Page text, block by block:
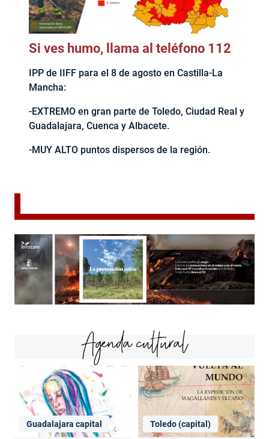
Si ves humo, llama al teléfono 112
IPP de IIFF para el 8 de agosto en Castilla-La
Mancha:
-EXTREMO en gran parte de Toledo, Ciudad Real y
Guadalajara, Cuenca y Albacete.
-MUY ALTO puntos dispersos de la región.
Agenda cultural
Guadalajara capital Toledo (capital)